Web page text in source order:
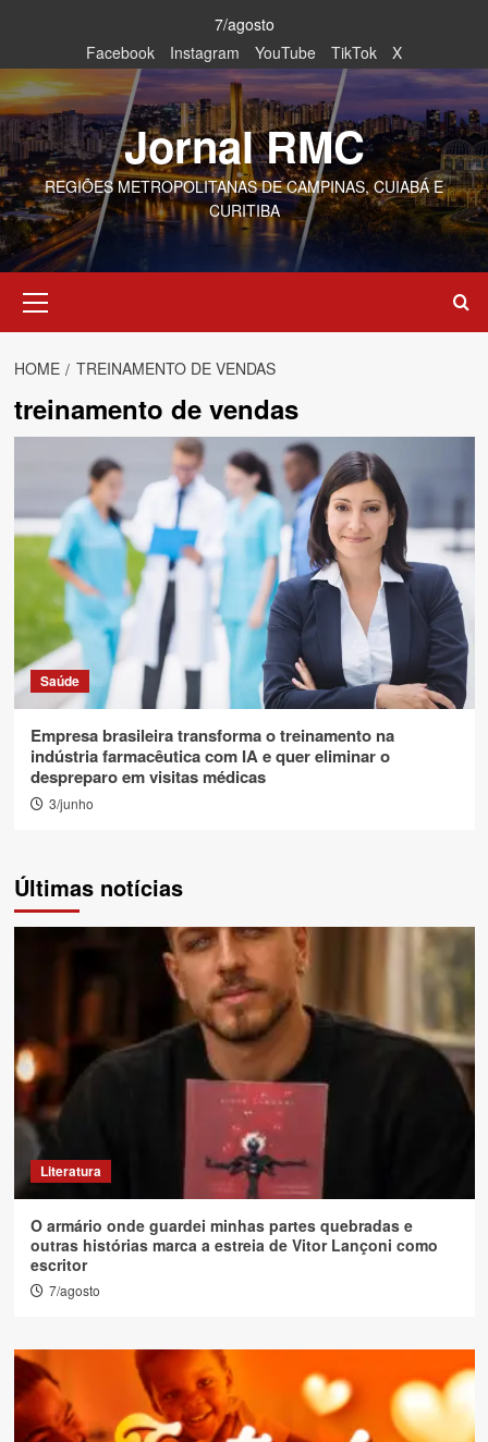
content
7/agosto
Facebook
Instagram YouTube TikTok X
Jornal RMC
REGIÕES METROPOLITANAS DE CAMPINAS, CUIABÁ E
CURITIBA
Menu
HOME TREINAMENTO DE VENDAS
treinamento de vendas
Saúde
Empresa brasileira transforma o treinamento na
indústria farmacêutica com IA e quer eliminar o
despreparo em visitas médicas
3/junho
Últimas notícias
Literatura
O armário onde guardei minhas partes quebradas e
outras histórias marca a estreia de Vitor Lançoni como
escritor
7/agosto